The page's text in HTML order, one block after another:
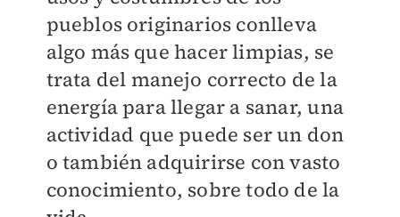
pueblos originarios conlleva
algo más que hacer limpias, se
trata del manejo correcto de la
energía para llegar a sanar, una
actividad que puede ser un don
o también adquirirse con vasto
conocimiento, sobre todo de la